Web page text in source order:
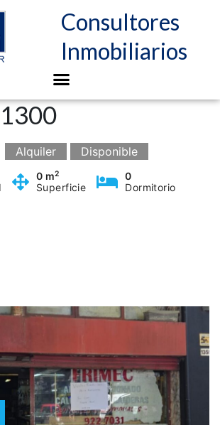
Consultores
Inmobiliarios
Alquiler Disponible
0 m2
Superficie
0
Dormitorio